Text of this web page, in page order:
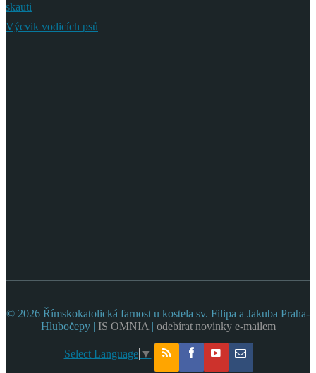
skauti
Výcvik vodicích psů
© 2026 Římskokatolická farnost u kostela sv. Filipa a Jakuba Praha-
Hlubočepy | IS OMNIA | odebírat novinky e-mailem
Select Language ▼